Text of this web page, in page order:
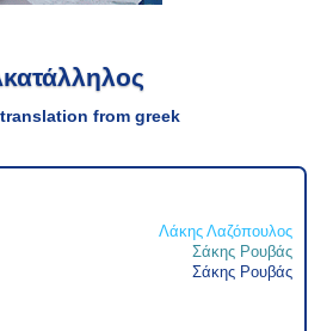
from greek
Λάκης Λαζόπουλος
Σάκης Ρουβάς
Σάκης Ρουβάς